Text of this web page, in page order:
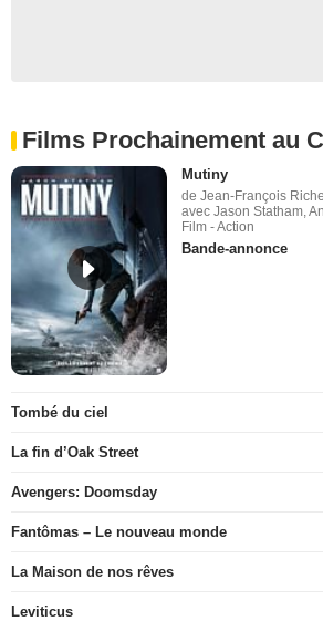
Films Prochainement au
Mutiny
de Jean-François
avec Jason Statham,
Film - Action
Bande-annonce
Tombé du ciel
La fin d’Oak Street
Avengers: Doomsday
Fantômas – Le nouveau monde
La Maison de nos rêves
Leviticus